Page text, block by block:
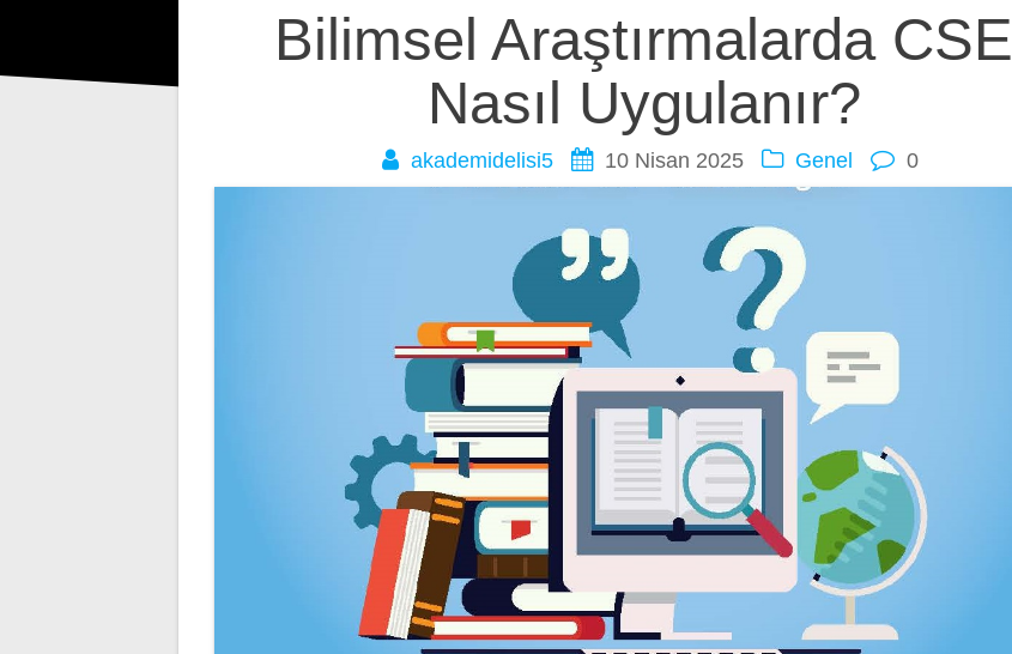
Bilimsel Araştırmalarda CSE
Nasıl Uygulanır?
akademidelisi5 10 Nisan 2025 Genel 0
Yazı
gezinmesi